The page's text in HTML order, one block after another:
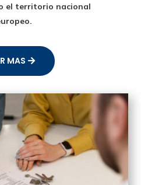
el territorio nacional
MAS